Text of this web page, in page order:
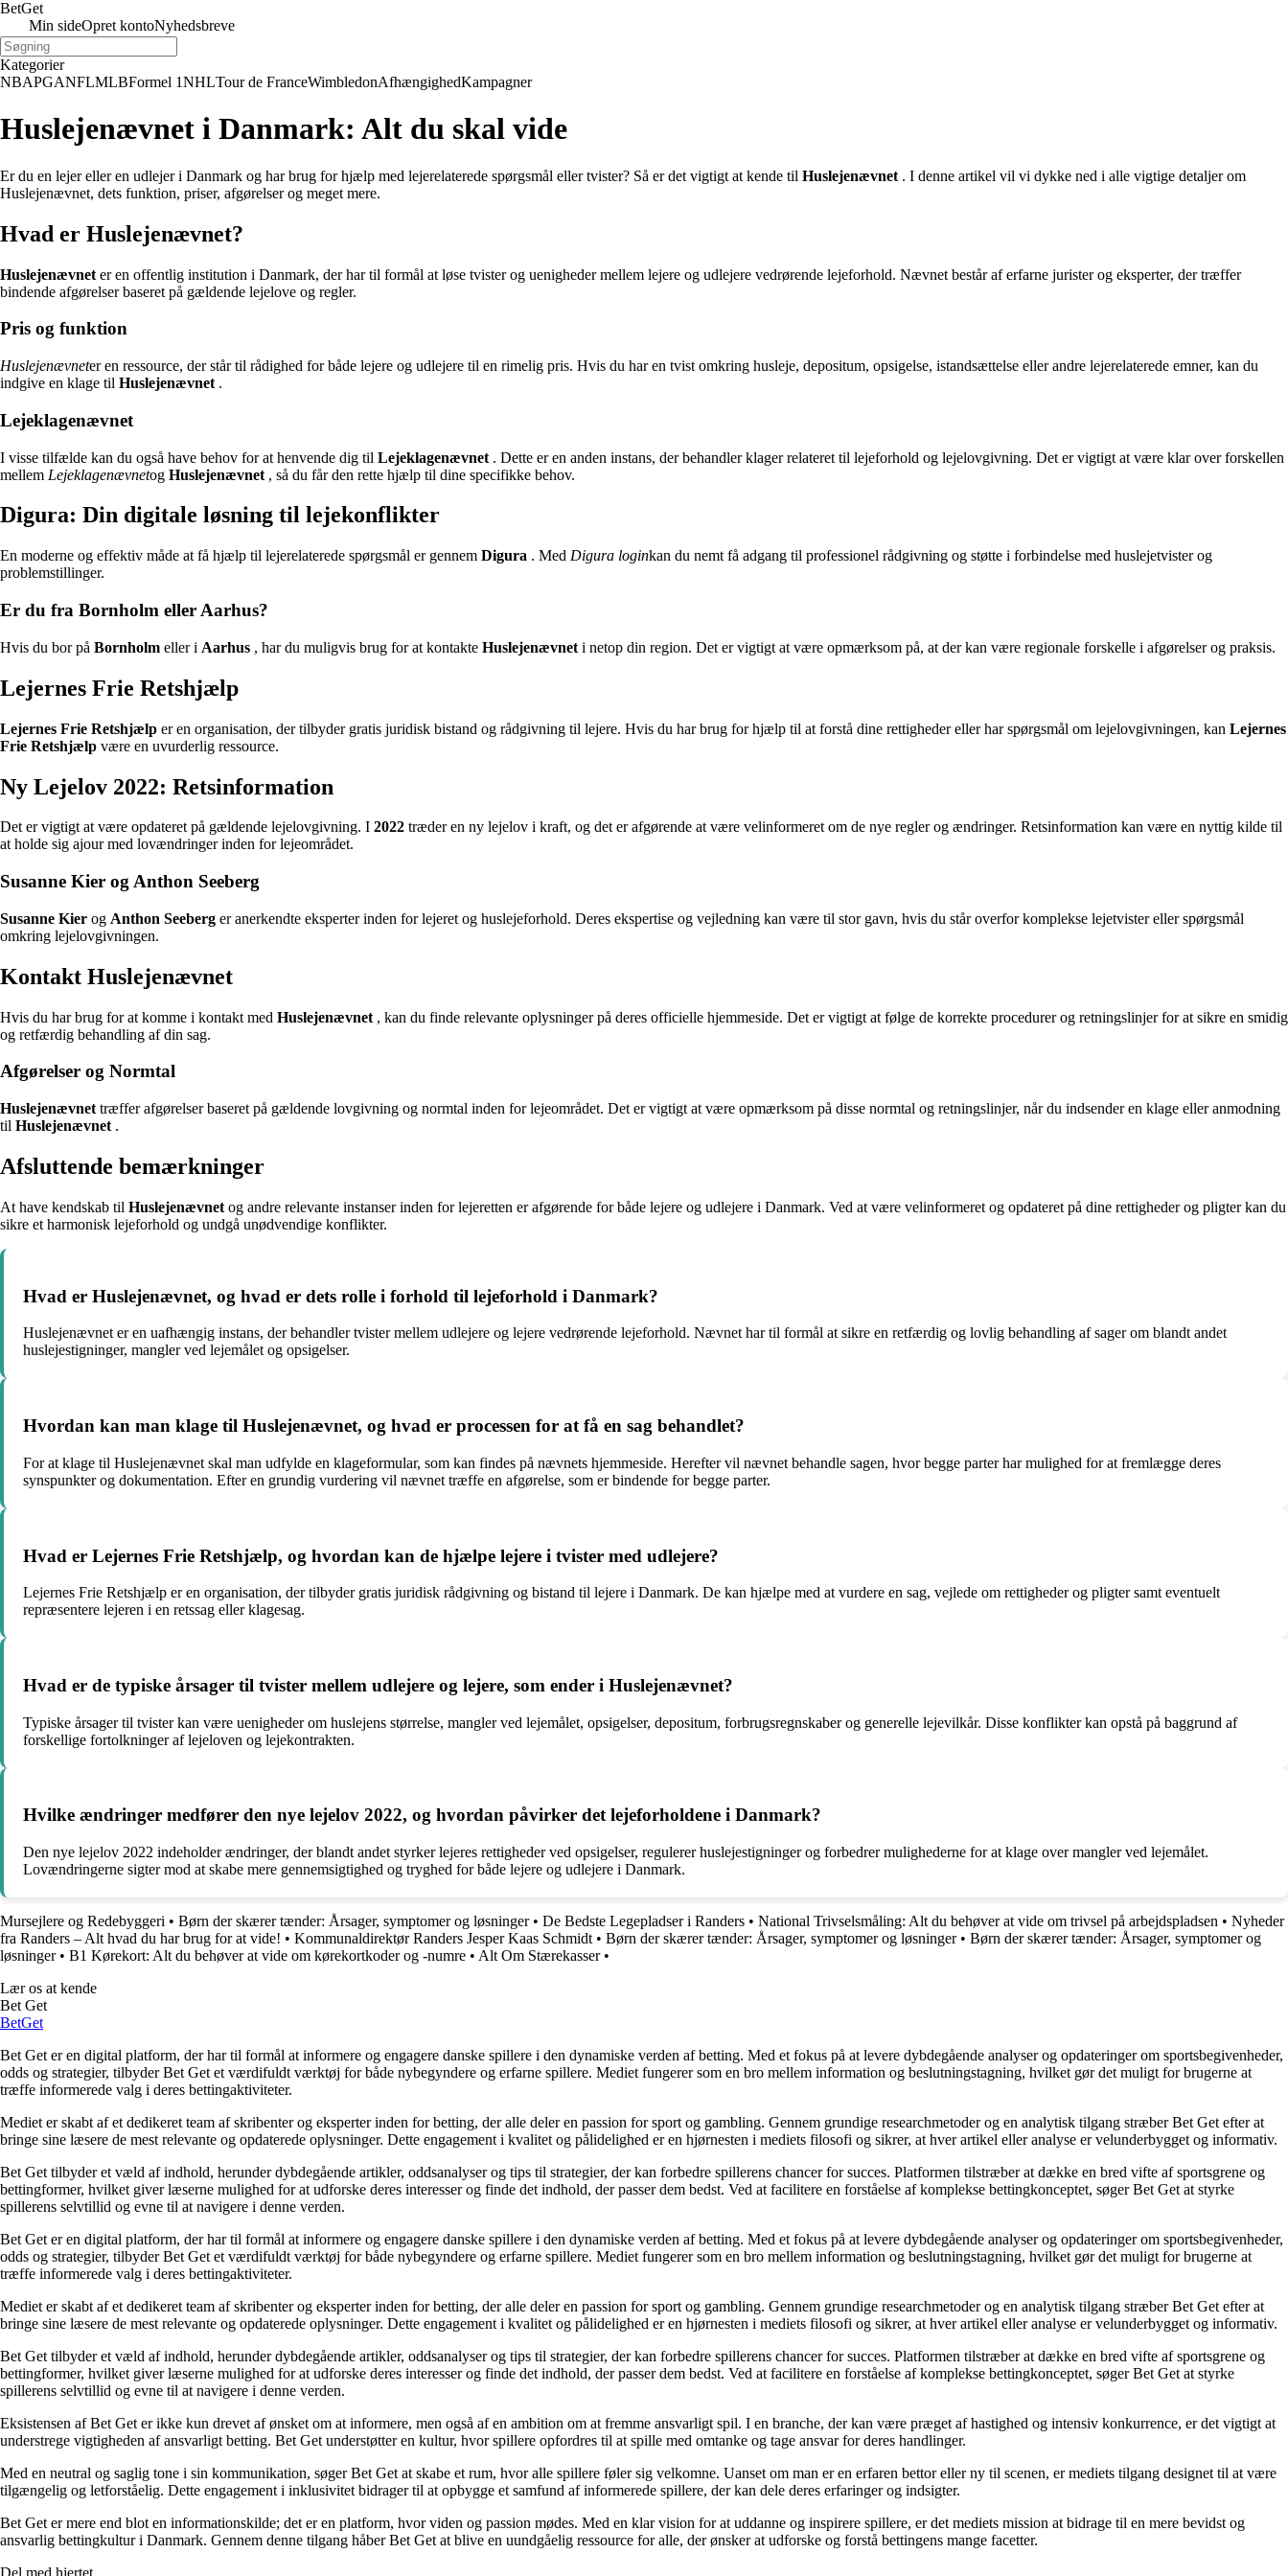
BetGet
Min sideOpret kontoNyhedsbreve
Kategorier
NBAPGANFLMLBFormel 1NHLTour de FranceWimbledonAfhængighedKampagner
Huslejenævnet i Danmark: Alt du skal vide
Er du en lejer eller en udlejer i Danmark og har brug for hjælp med lejerelaterede spørgsmål eller tvister? Så er det vigtigt at kende til Huslejenævnet . I denne artikel vil vi dykke ned i alle vigtige detaljer om
Huslejenævnet, dets funktion, priser, afgørelser og meget mere.
Hvad er Huslejenævnet?
Huslejenævnet er en offentlig institution i Danmark, der har til formål at løse tvister og uenigheder mellem lejere og udlejere vedrørende lejeforhold. Nævnet består af erfarne jurister og eksperter, der træffer
bindende afgørelser baseret på gældende lejelove og regler.
Pris og funktion
Huslejenævneter en ressource, der står til rådighed for både lejere og udlejere til en rimelig pris. Hvis du har en tvist omkring husleje, depositum, opsigelse, istandsættelse eller andre lejerelaterede emner, kan du
indgive en klage til Huslejenævnet .
Lejeklagenævnet
I visse tilfælde kan du også have behov for at henvende dig til Lejeklagenævnet . Dette er en anden instans, der behandler klager relateret til lejeforhold og lejelovgivning. Det er vigtigt at være klar over forskellen
mellem Lejeklagenævnetog Huslejenævnet , så du får den rette hjælp til dine specifikke behov.
Digura: Din digitale løsning til lejekonflikter
En moderne og effektiv måde at få hjælp til lejerelaterede spørgsmål er gennem Digura . Med Digura loginkan du nemt få adgang til professionel rådgivning og støtte i forbindelse med huslejetvister og
problemstillinger.
Er du fra Bornholm eller Aarhus?
Hvis du bor på Bornholm eller i Aarhus , har du muligvis brug for at kontakte Huslejenævnet i netop din region. Det er vigtigt at være opmærksom på, at der kan være regionale forskelle i afgørelser og praksis.
Lejernes Frie Retshjælp
Lejernes Frie Retshjælp er en organisation, der tilbyder gratis juridisk bistand og rådgivning til lejere. Hvis du har brug for hjælp til at forstå dine rettigheder eller har spørgsmål om lejelovgivningen, kan Lejernes
Frie Retshjælp være en uvurderlig ressource.
Ny Lejelov 2022: Retsinformation
Det er vigtigt at være opdateret på gældende lejelovgivning. I 2022 træder en ny lejelov i kraft, og det er afgørende at være velinformeret om de nye regler og ændringer. Retsinformation kan være en nyttig kilde til
at holde sig ajour med lovændringer inden for lejeområdet.
Susanne Kier og Anthon Seeberg
Susanne Kier og Anthon Seeberg er anerkendte eksperter inden for lejeret og huslejeforhold. Deres ekspertise og vejledning kan være til stor gavn, hvis du står overfor komplekse lejetvister eller spørgsmål
omkring lejelovgivningen.
Kontakt Huslejenævnet
Hvis du har brug for at komme i kontakt med Huslejenævnet , kan du finde relevante oplysninger på deres officielle hjemmeside. Det er vigtigt at følge de korrekte procedurer og retningslinjer for at sikre en smidig
og retfærdig behandling af din sag.
Afgørelser og Normtal
Huslejenævnet træffer afgørelser baseret på gældende lovgivning og normtal inden for lejeområdet. Det er vigtigt at være opmærksom på disse normtal og retningslinjer, når du indsender en klage eller anmodning
til Huslejenævnet .
Afsluttende bemærkninger
At have kendskab til Huslejenævnet og andre relevante instanser inden for lejeretten er afgørende for både lejere og udlejere i Danmark. Ved at være velinformeret og opdateret på dine rettigheder og pligter kan du
sikre et harmonisk lejeforhold og undgå unødvendige konflikter.
Hvad er Huslejenævnet, og hvad er dets rolle i forhold til lejeforhold i Danmark?
Huslejenævnet er en uafhængig instans, der behandler tvister mellem udlejere og lejere vedrørende lejeforhold. Nævnet har til formål at sikre en retfærdig og lovlig behandling af sager om blandt andet
huslejestigninger, mangler ved lejemålet og opsigelser.
Hvordan kan man klage til Huslejenævnet, og hvad er processen for at få en sag behandlet?
For at klage til Huslejenævnet skal man udfylde en klageformular, som kan findes på nævnets hjemmeside. Herefter vil nævnet behandle sagen, hvor begge parter har mulighed for at fremlægge deres
synspunkter og dokumentation. Efter en grundig vurdering vil nævnet træffe en afgørelse, som er bindende for begge parter.
Hvad er Lejernes Frie Retshjælp, og hvordan kan de hjælpe lejere i tvister med udlejere?
Lejernes Frie Retshjælp er en organisation, der tilbyder gratis juridisk rådgivning og bistand til lejere i Danmark. De kan hjælpe med at vurdere en sag, vejlede om rettigheder og pligter samt eventuelt
repræsentere lejeren i en retssag eller klagesag.
Hvad er de typiske årsager til tvister mellem udlejere og lejere, som ender i Huslejenævnet?
Typiske årsager til tvister kan være uenigheder om huslejens størrelse, mangler ved lejemålet, opsigelser, depositum, forbrugsregnskaber og generelle lejevilkår. Disse konflikter kan opstå på baggrund af
forskellige fortolkninger af lejeloven og lejekontrakten.
Hvilke ændringer medfører den nye lejelov 2022, og hvordan påvirker det lejeforholdene i Danmark?
Den nye lejelov 2022 indeholder ændringer, der blandt andet styrker lejeres rettigheder ved opsigelser, regulerer huslejestigninger og forbedrer mulighederne for at klage over mangler ved lejemålet.
Lovændringerne sigter mod at skabe mere gennemsigtighed og tryghed for både lejere og udlejere i Danmark.
Mursejlere og Redebyggeri • Børn der skærer tænder: Årsager, symptomer og løsninger• De Bedste Legepladser i Randers • National Trivselsmåling: Alt du behøver at vide om trivsel på arbejdspladsen • Nyheder
fra Randers – Alt hvad du har brug for at vide! • Kommunaldirektør Randers Jesper Kaas Schmidt • Børn der skærer tænder: Årsager, symptomer og løsninger• Børn der skærer tænder: Årsager, symptomer og
løsninger• B1 Kørekort: Alt du behøver at vide om kørekortkoder og -numre • Alt Om Stærekasser•
Lær os at kende
Bet Get
BetGet
Bet Get er en digital platform, der har til formål at informere og engagere danske spillere i den dynamiske verden af betting. Med et fokus på at levere dybdegående analyser og opdateringer om sportsbegivenheder,
odds og strategier, tilbyder Bet Get et værdifuldt værktøj for både nybegyndere og erfarne spillere. Mediet fungerer som en bro mellem information og beslutningstagning, hvilket gør det muligt for brugerne at
træffe informerede valg i deres bettingaktiviteter.
Mediet er skabt af et dedikeret team af skribenter og eksperter inden for betting, der alle deler en passion for sport og gambling. Gennem grundige researchmetoder og en analytisk tilgang stræber Bet Get efter at
bringe sine læsere de mest relevante og opdaterede oplysninger. Dette engagement i kvalitet og pålidelighed er en hjørnesten i mediets filosofi og sikrer, at hver artikel eller analyse er velunderbygget og informativ.
Bet Get tilbyder et væld af indhold, herunder dybdegående artikler, oddsanalyser og tips til strategier, der kan forbedre spillerens chancer for succes. Platformen tilstræber at dække en bred vifte af sportsgrene og
bettingformer, hvilket giver læserne mulighed for at udforske deres interesser og finde det indhold, der passer dem bedst. Ved at facilitere en forståelse af komplekse bettingkonceptet, søger Bet Get at styrke
spillerens selvtillid og evne til at navigere i denne verden.
Bet Get er en digital platform, der har til formål at informere og engagere danske spillere i den dynamiske verden af betting. Med et fokus på at levere dybdegående analyser og opdateringer om sportsbegivenheder,
odds og strategier, tilbyder Bet Get et værdifuldt værktøj for både nybegyndere og erfarne spillere. Mediet fungerer som en bro mellem information og beslutningstagning, hvilket gør det muligt for brugerne at
træffe informerede valg i deres bettingaktiviteter.
Mediet er skabt af et dedikeret team af skribenter og eksperter inden for betting, der alle deler en passion for sport og gambling. Gennem grundige researchmetoder og en analytisk tilgang stræber Bet Get efter at
bringe sine læsere de mest relevante og opdaterede oplysninger. Dette engagement i kvalitet og pålidelighed er en hjørnesten i mediets filosofi og sikrer, at hver artikel eller analyse er velunderbygget og informativ.
Bet Get tilbyder et væld af indhold, herunder dybdegående artikler, oddsanalyser og tips til strategier, der kan forbedre spillerens chancer for succes. Platformen tilstræber at dække en bred vifte af sportsgrene og
bettingformer, hvilket giver læserne mulighed for at udforske deres interesser og finde det indhold, der passer dem bedst. Ved at facilitere en forståelse af komplekse bettingkonceptet, søger Bet Get at styrke
spillerens selvtillid og evne til at navigere i denne verden.
Eksistensen af Bet Get er ikke kun drevet af ønsket om at informere, men også af en ambition om at fremme ansvarligt spil. I en branche, der kan være præget af hastighed og intensiv konkurrence, er det vigtigt at
understrege vigtigheden af ansvarligt betting. Bet Get understøtter en kultur, hvor spillere opfordres til at spille med omtanke og tage ansvar for deres handlinger.
Med en neutral og saglig tone i sin kommunikation, søger Bet Get at skabe et rum, hvor alle spillere føler sig velkomne. Uanset om man er en erfaren bettor eller ny til scenen, er mediets tilgang designet til at være
tilgængelig og letforståelig. Dette engagement i inklusivitet bidrager til at opbygge et samfund af informerede spillere, der kan dele deres erfaringer og indsigter.
Bet Get er mere end blot en informationskilde; det er en platform, hvor viden og passion mødes. Med en klar vision for at uddanne og inspirere spillere, er det mediets mission at bidrage til en mere bevidst og
ansvarlig bettingkultur i Danmark. Gennem denne tilgang håber Bet Get at blive en uundgåelig ressource for alle, der ønsker at udforske og forstå bettingens mange facetter.